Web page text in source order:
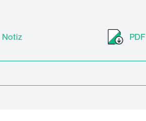
Notiz PDF